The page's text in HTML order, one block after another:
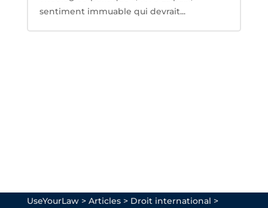
sentiment immuable qui devrait...
UseYourLaw> Articles> Droit international >